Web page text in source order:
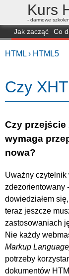
Kurs
- darmowe
Jak zacząć Co
HTML › HTML5
Czy
Czy przejście
wymaga
nowa?
Uważny czytelnik
zdezorientowany
dowiedziałem
teraz jeszcze
zastosowaniach
Nie każdy
potrzeby
dokumentów